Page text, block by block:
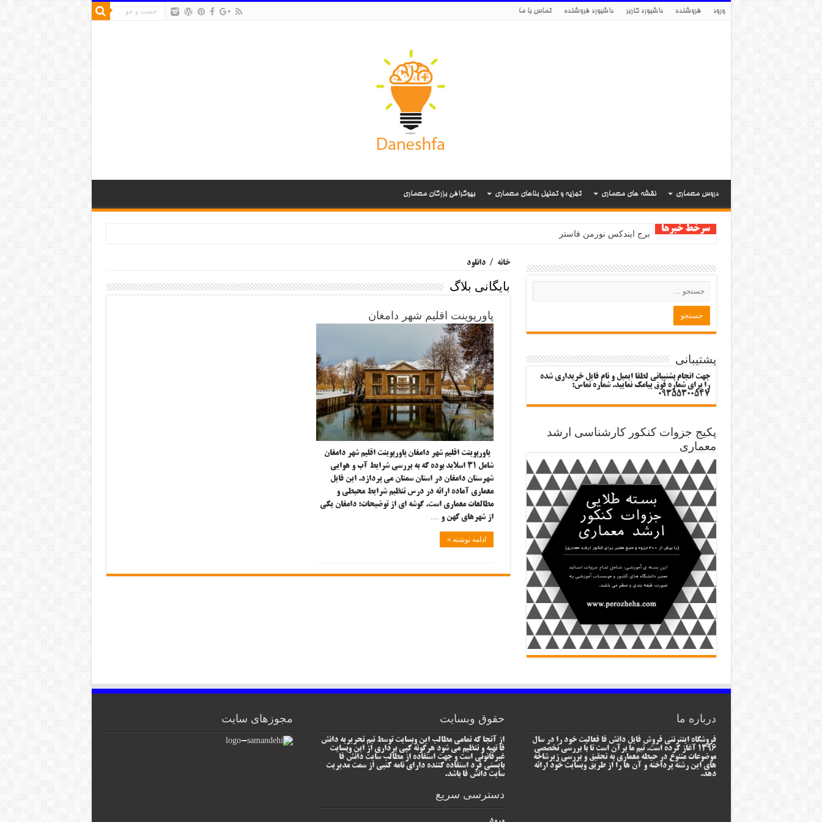
ورود فروشنده داشبورد کاربر داشبورد فروشنده تماس با ما
دروس معماری نقشه های معماری تجزیه و تحلیل بناهای معماری بیوگرافی بزرگان معماری
سرخط خبرها برج ایندکس نورمن فاستر
خانه / دانلود
بایگانی بلاگ
پاورپوینت اقلیم شهر دامغان
پاورپوینت اقلیم شهر دامغان پاورپوینت اقلیم شهر دامغان
شامل ۳۱ اسلاید بوده که به بررسی شرایط آب و هوایی
شهرستان دامغان در استان سمنان می پردازد. این فایل
معماری آماده ارائه در درس تنظیم شرایط محیطی و
مطالعات معماری است. گوشه ای از توضیحات: دامغان یکی
از شهرهای کهن و …
ادامه نوشته »
پشتیبانی
جهت انجام پشتیبانی لطفا ایمیل و نام فایل خریداری شده
را برای شماره فوق پیامک نمایید. شماره تماس:
09355300547
پکیج جزوات کنکور کارشناسی ارشد
معماری
درباره ما
فروشگاه اینترنتی فروش فایل دانش فا فعالیت خود را در سال
1396 آغاز کرده است. تیم ما برآن است تا با بررسی تخصصی
موضوعات متنوع در حیطه معماری به تحقیق و بررسی زیرشاخه
های این رشته پرداخته و آن ها را از طریق وبسایت خود ارائه
دهد.
حقوق وبسایت
از آنجا که تمامی مطالب این وبسایت توسط تیم تحریریه دانش
فا تهیه و تنظیم می شود هرگونه کپی برداری از این وبسایت
غیرقانونی است و جهت استفاده از مطالب سایت دانش فا
بایستی فرد استفاده کننده دارای نامه کتبی از سمت مدیریت
سایت دانش فا باشد.
دسترسی سریع
مجوزهای سایت